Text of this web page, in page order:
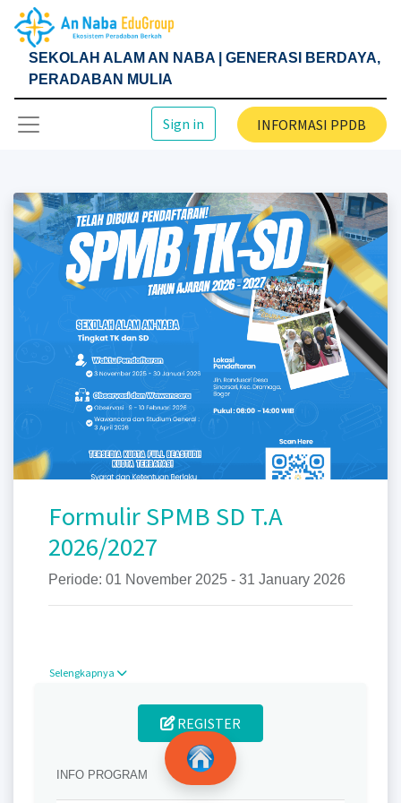
SEKOLAH ALAM AN NABA | GENERASI BERDAYA,
PERADABAN MULIA
Sign in INFORMASI PPDB
Formulir SPMB SD T.A
2026/2027
Periode: 01 November 2025 - 31 January 2026
Selengkapnya
REGISTER
INFO PROGRAM